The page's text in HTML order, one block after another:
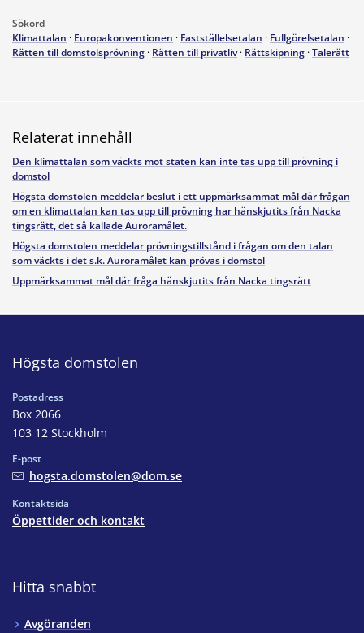
Sökord
Klimattalan · Europakonventionen · Fastställelsetalan · Fullgörelsetalan ·
Rätten till domstolsprövning · Rätten till privatliv· Rättskipning ·Talerätt
Relaterat innehåll
Den klimattalan som väckts mot staten kan inte tas upp till prövning i
domstol
Högsta domstolen meddelar beslut i ett uppmärksammat mål där frågan
om en klimattalan kan tas upp till prövning har hänskjutits från Nacka
tingsrätt, det så kallade Auroramålet.
Högsta domstolen meddelar prövningstillstånd i frågan om den talan
som väckts i det s.k. Auroramålet kan prövas i domstol
Uppmärksammat mål där fråga hänskjutits från Nacka tingsrätt
Högsta domstolen
Postadress
Box 2066
103 12 Stockholm
E-post
hogsta.domstolen@dom.se
Kontaktsida
Öppettider och kontakt
Hitta snabbt
Avgöranden